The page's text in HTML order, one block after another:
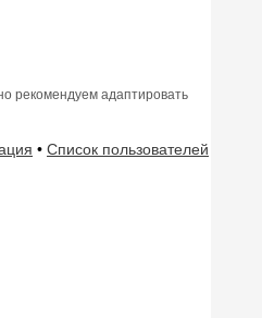
рекомендуем адаптировать
• Список пользователей